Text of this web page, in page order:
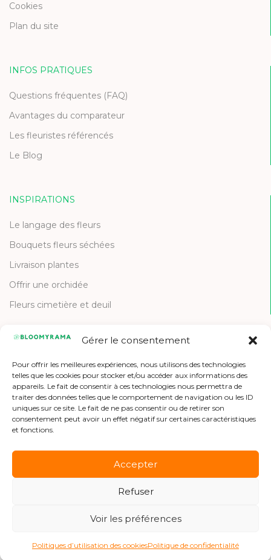
Gérer le consentement
Pour offrir les meilleures expériences, nous utilisons des technologies
telles que les cookies pour stocker et/ou accéder aux informations des
appareils. Le fait de consentir à ces technologies nous permettra de
traiter des données telles que le comportement de navigation ou les ID
uniques sur ce site. Le fait de ne pas consentir ou de retirer son
consentement peut avoir un effet négatif sur certaines caractéristiques
et fonctions.
Accepter
Refuser
Voir les préférences
Politiques d’utilisation des cookiesPolitique de confidentialité
Cookies
Plan du site
INFOS PRATIQUES
Questions fréquentes (FAQ)
Avantages du comparateur
Les fleuristes référencés
Le Blog
INSPIRATIONS
Le langage des fleurs
Bouquets fleurs séchées
Livraison plantes
Offrir une orchidée
Fleurs cimetière et deuil
Contactez-nous
Etre référencé
Offres d'emploi